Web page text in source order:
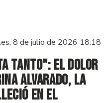
8 de julio de 2026 18:18
tanto": el dolor
Alvarado, la
en el